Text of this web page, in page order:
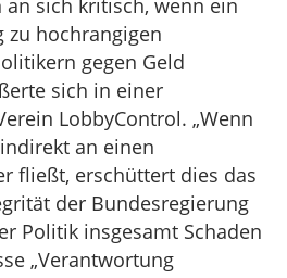
zu hochrangigen
gegen Geld
sich in einer
LobbyControl. „Wenn
an einen
fließt, erschüttert dies das
der Bundesregierung
Politik insgesamt Schaden
„Verantwortung